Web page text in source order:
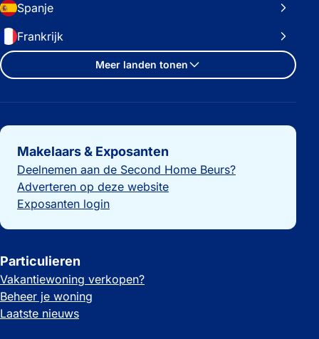
Spanje
Frankrijk
Meer landen tonen
Belangrijke links
Makelaars & Exposanten
Deelnemen aan de Second Home Beurs?
Adverteren op deze website
Exposanten login
Particulieren
Vakantiewoning verkopen?
Beheer je woning
Laatste nieuws